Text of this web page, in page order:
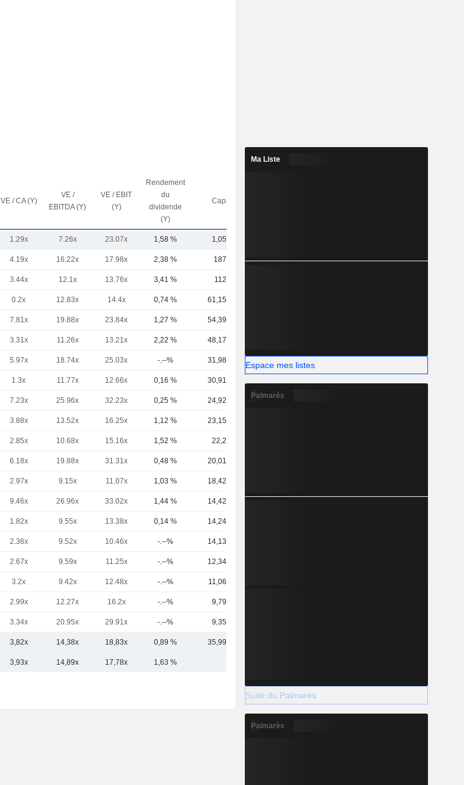
VE / CA (Y)
VE /
EBITDA (Y)
VE / EBIT
(Y)
Rendement
du
dividende
(Y)
Capi.($)
1.29x 7.26x 23.07x 1,58 % 1,05 Md
4.19x 16.22x 17.98x 2,38 % 187 Md
3.44x 12.1x 13.76x 3,41 % 112 Md
0.2x 12.83x 14.4x 0,74 % 61,15 Md
7.81x 19.88x 23.84x 1,27 % 54,39 Md
3.31x 11.26x 13.21x 2,22 % 48,17 Md
5.97x 18.74x 25.03x -.--% 31,98 Md
1.3x 11.77x 12.66x 0,16 % 30,91 Md
7.23x 25.96x 32.23x 0,25 % 24,92 Md
3.88x 13.52x 16.25x 1,12 % 23,15 Md
2.85x 10.68x 15.16x 1,52 % 22,2 Md
6.18x 19.88x 31.31x 0,48 % 20,01 Md
2.97x 9.15x 11.07x 1,03 % 18,42 Md
9.46x 26.96x 33.02x 1,44 % 14,42 Md
1.82x 9.55x 13.38x 0,14 % 14,24 Md
2.36x 9.52x 10.46x -.--% 14,13 Md
2.67x 9.59x 11.25x -.--% 12,34 Md
3.2x 9.42x 12.48x -.--% 11,06 Md
2.99x 12.27x 16.2x -.--% 9,79 Md
3.34x 20.95x 29.91x -.--% 9,35 Md
3,82x 14,38x 18,83x 0,89 % 35,99 Md
3,93x 14,89x 17,78x 1,63 %
Ma Liste
Espace mes listes
Palmarès
Suite du Palmarès
Palmarès